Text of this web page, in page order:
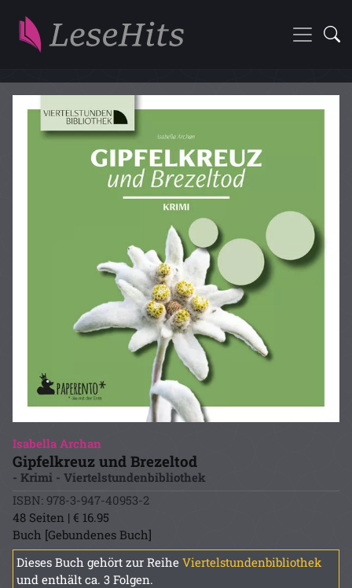
Isabella Archan
Gipfelkreuz und Brezeltod
- Krimi - Viertelstundenbibliothek
ISBN: 978-3-947-40953-2
48 Seiten | € 16.95
Buch [Gebundenes Buch]
Dieses Buch gehört zur Reihe Viertelstundenbibliothek
und enthält ca. 3 Folgen.